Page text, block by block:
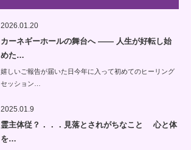
2026.01.20
カーネギーホールの舞台へ —— 人生が好転し始
めた…
嬉しいご報告が届いた日今年に入って初めてのヒーリング
セッション…
2025.01.9
霊主体従？．．．見落とされがちなこと 心と体
を…